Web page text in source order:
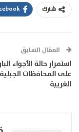
شارك
المقال السابق
استمرار حالة الأجواء
على المحافظات الجبلية
الغربية